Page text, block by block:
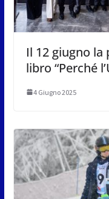
Il 12 giugno la
libro “Perché
4 Giugno 2025